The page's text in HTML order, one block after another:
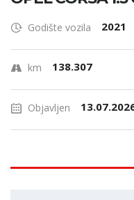
Godište vozila 2021
km 138.307
Objavljen